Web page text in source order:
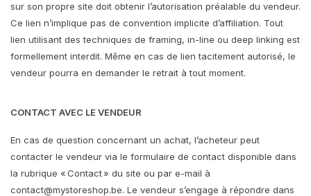
sur son propre site doit obtenir l’autorisation préalable du vendeur.
Ce lien n’implique pas de convention implicite d’affiliation. Tout
lien utilisant des techniques de framing, in-line ou deep linking est
formellement interdit. Même en cas de lien tacitement autorisé, le
vendeur pourra en demander le retrait à tout moment.
CONTACT AVEC LE VENDEUR
En cas de question concernant un achat, l’acheteur peut
contacter le vendeur via le formulaire de contact disponible dans
la rubrique « Contact » du site ou par e-mail à
contact@mystoreshop.be. Le vendeur s’engage à répondre dans